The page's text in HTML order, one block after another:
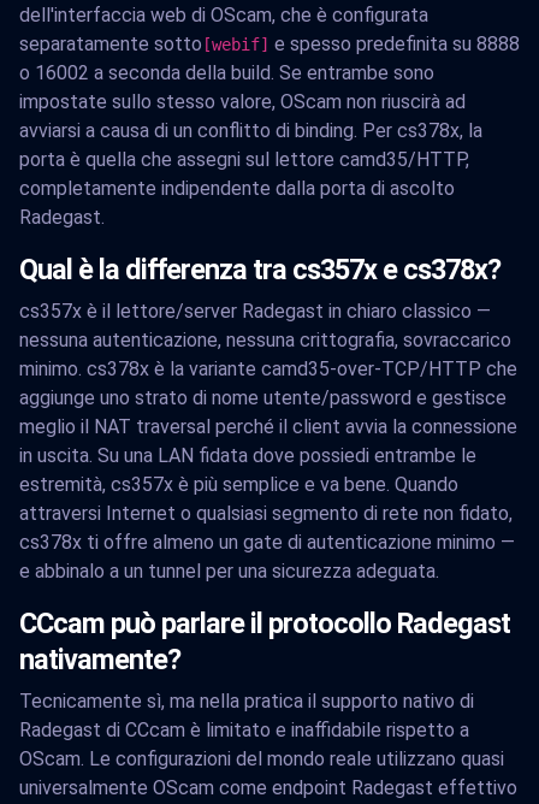
dell'interfaccia web di OScam, che è configurata
separatamente sotto [webif] e spesso predefinita su 8888
o 16002 a seconda della build. Se entrambe sono
impostate sullo stesso valore, OScam non riuscirà ad
avviarsi a causa di un conflitto di binding. Per cs378x, la
porta è quella che assegni sul lettore camd35/HTTP,
completamente indipendente dalla porta di ascolto
Radegast.
Qual è la differenza tra cs357x e cs378x?
cs357x è il lettore/server Radegast in chiaro classico —
nessuna autenticazione, nessuna crittografia, sovraccarico
minimo. cs378x è la variante camd35-over-TCP/HTTP che
aggiunge uno strato di nome utente/password e gestisce
meglio il NAT traversal perché il client avvia la connessione
in uscita. Su una LAN fidata dove possiedi entrambe le
estremità, cs357x è più semplice e va bene. Quando
attraversi Internet o qualsiasi segmento di rete non fidato,
cs378x ti offre almeno un gate di autenticazione minimo —
e abbinalo a un tunnel per una sicurezza adeguata.
CCcam può parlare il protocollo Radegast
nativamente?
Tecnicamente sì, ma nella pratica il supporto nativo di
Radegast di CCcam è limitato e inaffidabile rispetto a
OScam. Le configurazioni del mondo reale utilizzano quasi
universalmente OScam come endpoint Radegast effettivo